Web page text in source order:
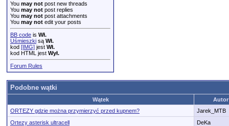
You may not post new threads
You may not post replies
You may not post attachments
You may not edit your posts
BB code is Wł.
Uśmieszki są Wł.
kod [IMG] jest Wł.
kod HTML jest Wył.
Forum Rules
Podobne wątki
Wątek
ORTEZY gdzie można przymierzyć przed kupnem?
Jarek_MTB
Ortezy asterisk ultracell
DeKa